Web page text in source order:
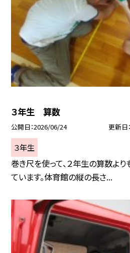
３年生 算数
公開日 2026/06/24 更新日
３年生
巻き尺を使って、２年生の算数よ
ています。体育館の縦の長さ...